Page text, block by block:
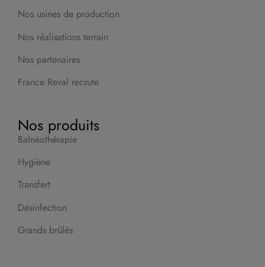
Nos usines de production
Nos réalisations terrain
Nos partenaires
France Reval recrute
Nos produits
Balnéothérapie
Hygiène
Transfert
Désinfection
Grands brûlés